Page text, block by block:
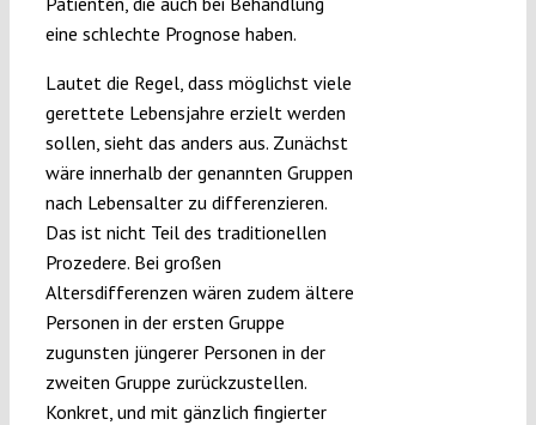
eine schlechte Prognose haben.
Lautet die Regel, dass möglichst viele
gerettete Lebensjahre erzielt werden
sollen, sieht das anders aus. Zunächst
wäre innerhalb der genannten Gruppen
nach Lebensalter zu differenzieren.
Das ist nicht Teil des traditionellen
Prozedere. Bei großen
Altersdifferenzen wären zudem ältere
Personen in der ersten Gruppe
zugunsten jüngerer Personen in der
zweiten Gruppe zurückzustellen.
Konkret, und mit gänzlich fingierter